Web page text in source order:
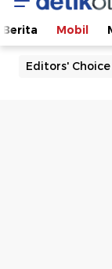
Berita Mobil
Editors' Choice